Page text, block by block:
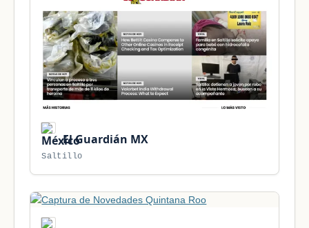
El Guardián MX
Saltillo